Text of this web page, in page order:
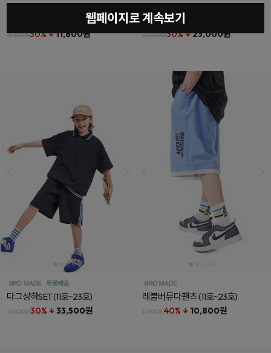
(11호~23호)
16,800원30% ↓11,800원
더튼포켓하프팬츠
32,800원30% ↓23,000원
다그상하SET(11호~23호)
47,800원30% ↓ 33,500원
레블버뮤다팬츠(11호~23호)
17,900원40% ↓ 10,800원
웹페이지로 계속보기